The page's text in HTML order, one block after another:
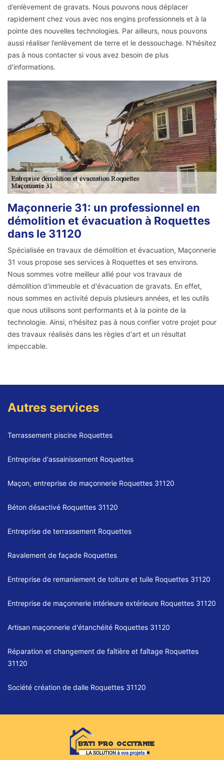
d’enlèvement de gravats. Nous pouvons nous déplacer
rapidement chez vous avec nos engins professionnels et à la
pointe des nouvelles technologies. Par ailleurs, nous pouvons
aussi réaliser l’enlèvement de terre et le dessouchage. N’hésitez
pas à nous contacter si vous avez besoin de plus
d’informations.
Maçonnerie 31: un professionnel en
démolition et évacuation à Roquettes
dans le 31120
Spécialisée en travaux de démolition et évacuation, Maçonnerie
31 vous propose ses services à Roquettes et ses environs.
Nous sommes votre meilleur allié pour vos travaux de
démolition d'immeuble et d'évacuation de gravats. En effet,
nous sommes en activité depuis plusieurs années, et les outils
que nous utilisons sont performants et à la pointe de la
technologie. Ainsi, n'hésitez pas à nous confier votre projet pour
des travaux réalisés dans les règles d'art et un résultat
impeccable.
Autres services
Terrassement piscine Roquettes
Entreprise d'assainissement Roquettes
Maçon, entreprise de maçonnerie Roquettes 31120
Béton désactivé Roquettes 31120
Entreprise de terrassement Roquettes
Ravalement de façade Roquettes
Entreprise de remaniement de toiture et tuile Roquettes 31120
Entreprise de maçonnerie intérieure extérieure Roquettes 31120
Artisan maçonnerie d'étanchéité Roquettes 31120
Réparation et changement de faîtière et faîtage Roquettes
31120
Société création de dalle Roquettes 31120